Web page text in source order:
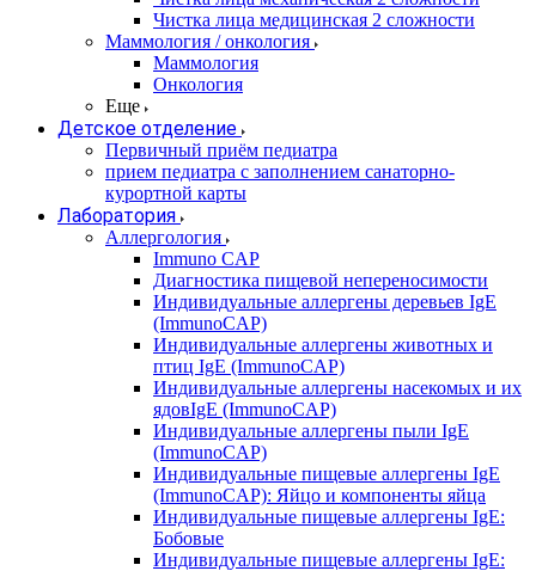
Чистка лица медицинская 2 сложности
Маммология / онкология
Маммология
Онкология
Еще
Детское отделение
Первичный приём педиатра
прием педиатра с заполнением санаторно-
курортной карты
Лаборатория
Аллергология
Immuno CAP
Диагностика пищевой непереносимости
Индивидуальные аллергены деревьев IgE
(ImmunoCAP)
Индивидуальные аллергены животных и
птиц IgE (ImmunoCAP)
Индивидуальные аллергены насекомых и их
ядовIgE (ImmunoCAP)
Индивидуальные аллергены пыли IgE
(ImmunoCAP)
Индивидуальные пищевые аллергены IgE
(ImmunoCAP): Яйцо и компоненты яйца
Индивидуальные пищевые аллергены IgE:
Бобовые
Индивидуальные пищевые аллергены IgE: